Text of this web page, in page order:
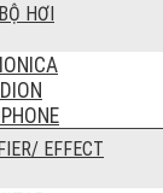
HƠI
EFFECT